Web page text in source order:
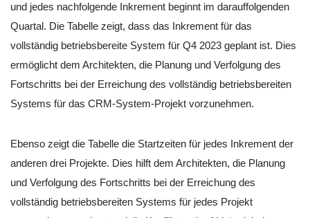
und jedes nachfolgende Inkrement beginnt im darauffolgenden
Quartal. Die Tabelle zeigt, dass das Inkrement für das
vollständig betriebsbereite System für Q4 2023 geplant ist. Dies
ermöglicht dem Architekten, die Planung und Verfolgung des
Fortschritts bei der Erreichung des vollständig betriebsbereiten
Systems für das CRM-System-Projekt vorzunehmen.
Ebenso zeigt die Tabelle die Startzeiten für jedes Inkrement der
anderen drei Projekte. Dies hilft dem Architekten, die Planung
und Verfolgung des Fortschritts bei der Erreichung des
vollständig betriebsbereiten Systems für jedes Projekt